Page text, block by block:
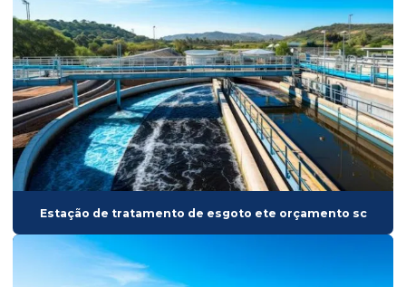
Empresa de gerenciamento de obras públicas
Empresa de micro eta
Empresa de obras e reformas
Empresa de rede coletora
Empresa de reforma de estação de tratamento de água
Empresa de reforma de estação de tratamento de esgoto
Empresa de reforma de ete
Empresa de reforma de reator
Estação de tratamento de esgoto ete orçamento sc